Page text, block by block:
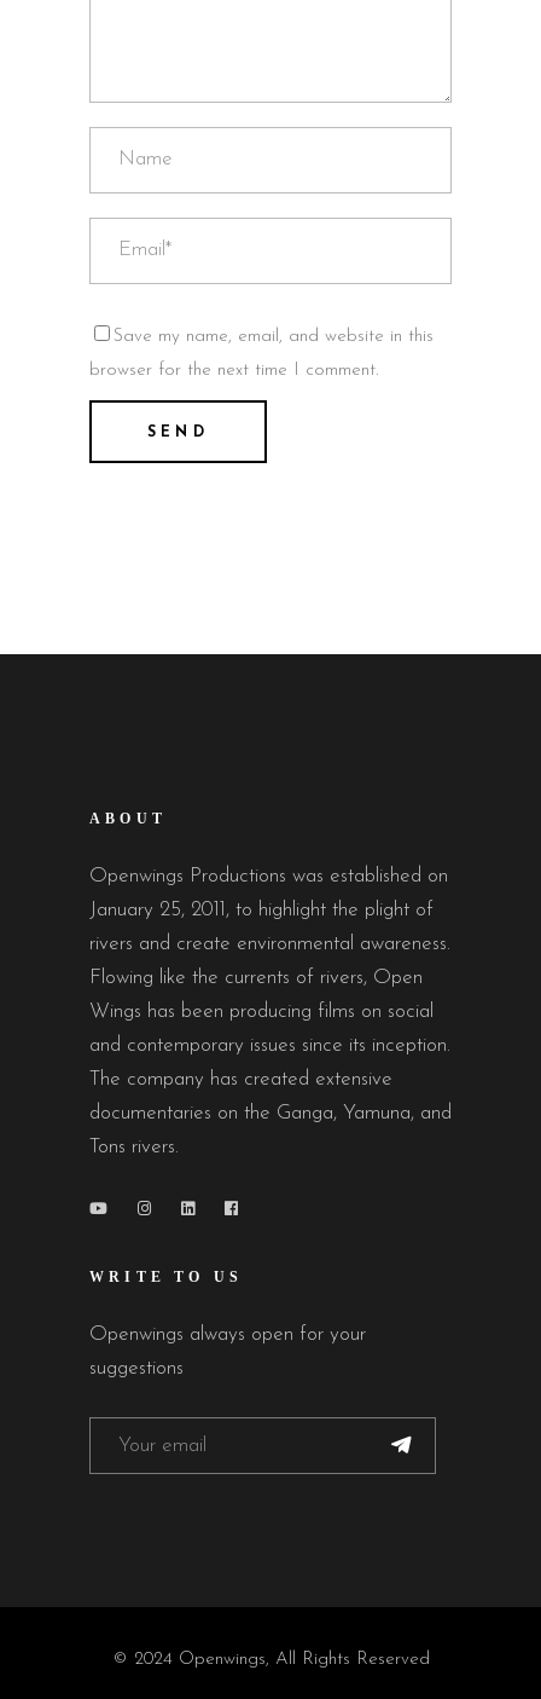
Save my name, email, and website in this
browser for the next time I comment.
ABOUT
Openwings Productions was established on
January 25, 2011, to highlight the plight of
rivers and create environmental awareness.
Flowing like the currents of rivers, Open
Wings has been producing films on social
and contemporary issues since its inception.
The company has created extensive
documentaries on the Ganga, Yamuna, and
Tons rivers.
WRITE TO US
Openwings always open for your
suggestions
© 2024 Openwings, All Rights Reserved